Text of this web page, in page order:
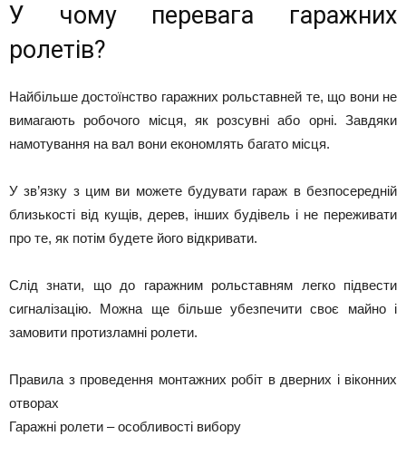
У чому перевага гаражних
ролетів?
Найбільше достоїнство гаражних рольставней те, що вони не
вимагають робочого місця, як розсувні або орні. Завдяки
намотування на вал вони економлять багато місця.
У зв’язку з цим ви можете будувати гараж в безпосередній
близькості від кущів, дерев, інших будівель і не переживати
про те, як потім будете його відкривати.
Слід знати, що до гаражним рольставням легко підвести
сигналізацію. Можна ще більше убезпечити своє майно і
замовити протизламні ролети.
Правила з проведення монтажних робіт в дверних і віконних
отворах
Гаражні ролети – особливості вибору